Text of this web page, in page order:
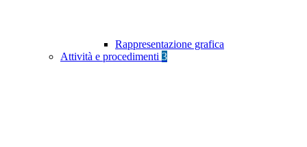
Rappresentazione grafica
Attività e procedimenti 3